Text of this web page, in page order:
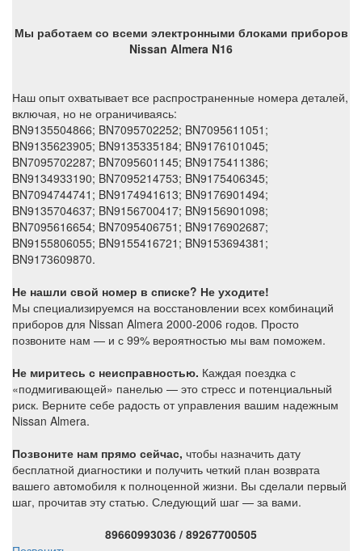
Мы работаем со всеми электронными блоками приборов
Nissan Almera N16
Наш опыт охватывает все распространенные номера деталей,
включая, но не ограничиваясь:
BN9135504866; BN7095702252; BN7095611051;
BN9135623905; BN9135335184; BN9176101045;
BN7095702287; BN7095601145; BN9175411386;
BN9134933190; BN7095214753; BN9175406345;
BN7094744741; BN9174941613; BN9176901494;
BN9135704637; BN9156700417; BN9156901098;
BN7095616654; BN7095406751; BN9176902687;
BN9155806055; BN9155416721; BN9153694381;
BN9173609870.
Не нашли свой номер в списке? Не уходите!
Мы специализируемся на восстановлении всех комбинаций
приборов для Nissan Almera 2000-2006 годов. Просто
позвоните нам — и с 99% вероятностью мы вам поможем.
Не миритесь с неисправностью. Каждая поездка с
«подмигивающей» панелью — это стресс и потенциальный
риск. Верните себе радость от управления вашим надежным
Nissan Almera.
Позвоните нам прямо сейчас, чтобы назначить дату
бесплатной диагностики и получить четкий план возврата
вашего автомобиля к полноценной жизни. Вы сделали первый
шаг, прочитав эту статью. Следующий шаг — за вами.
89660993036 / 89267700505